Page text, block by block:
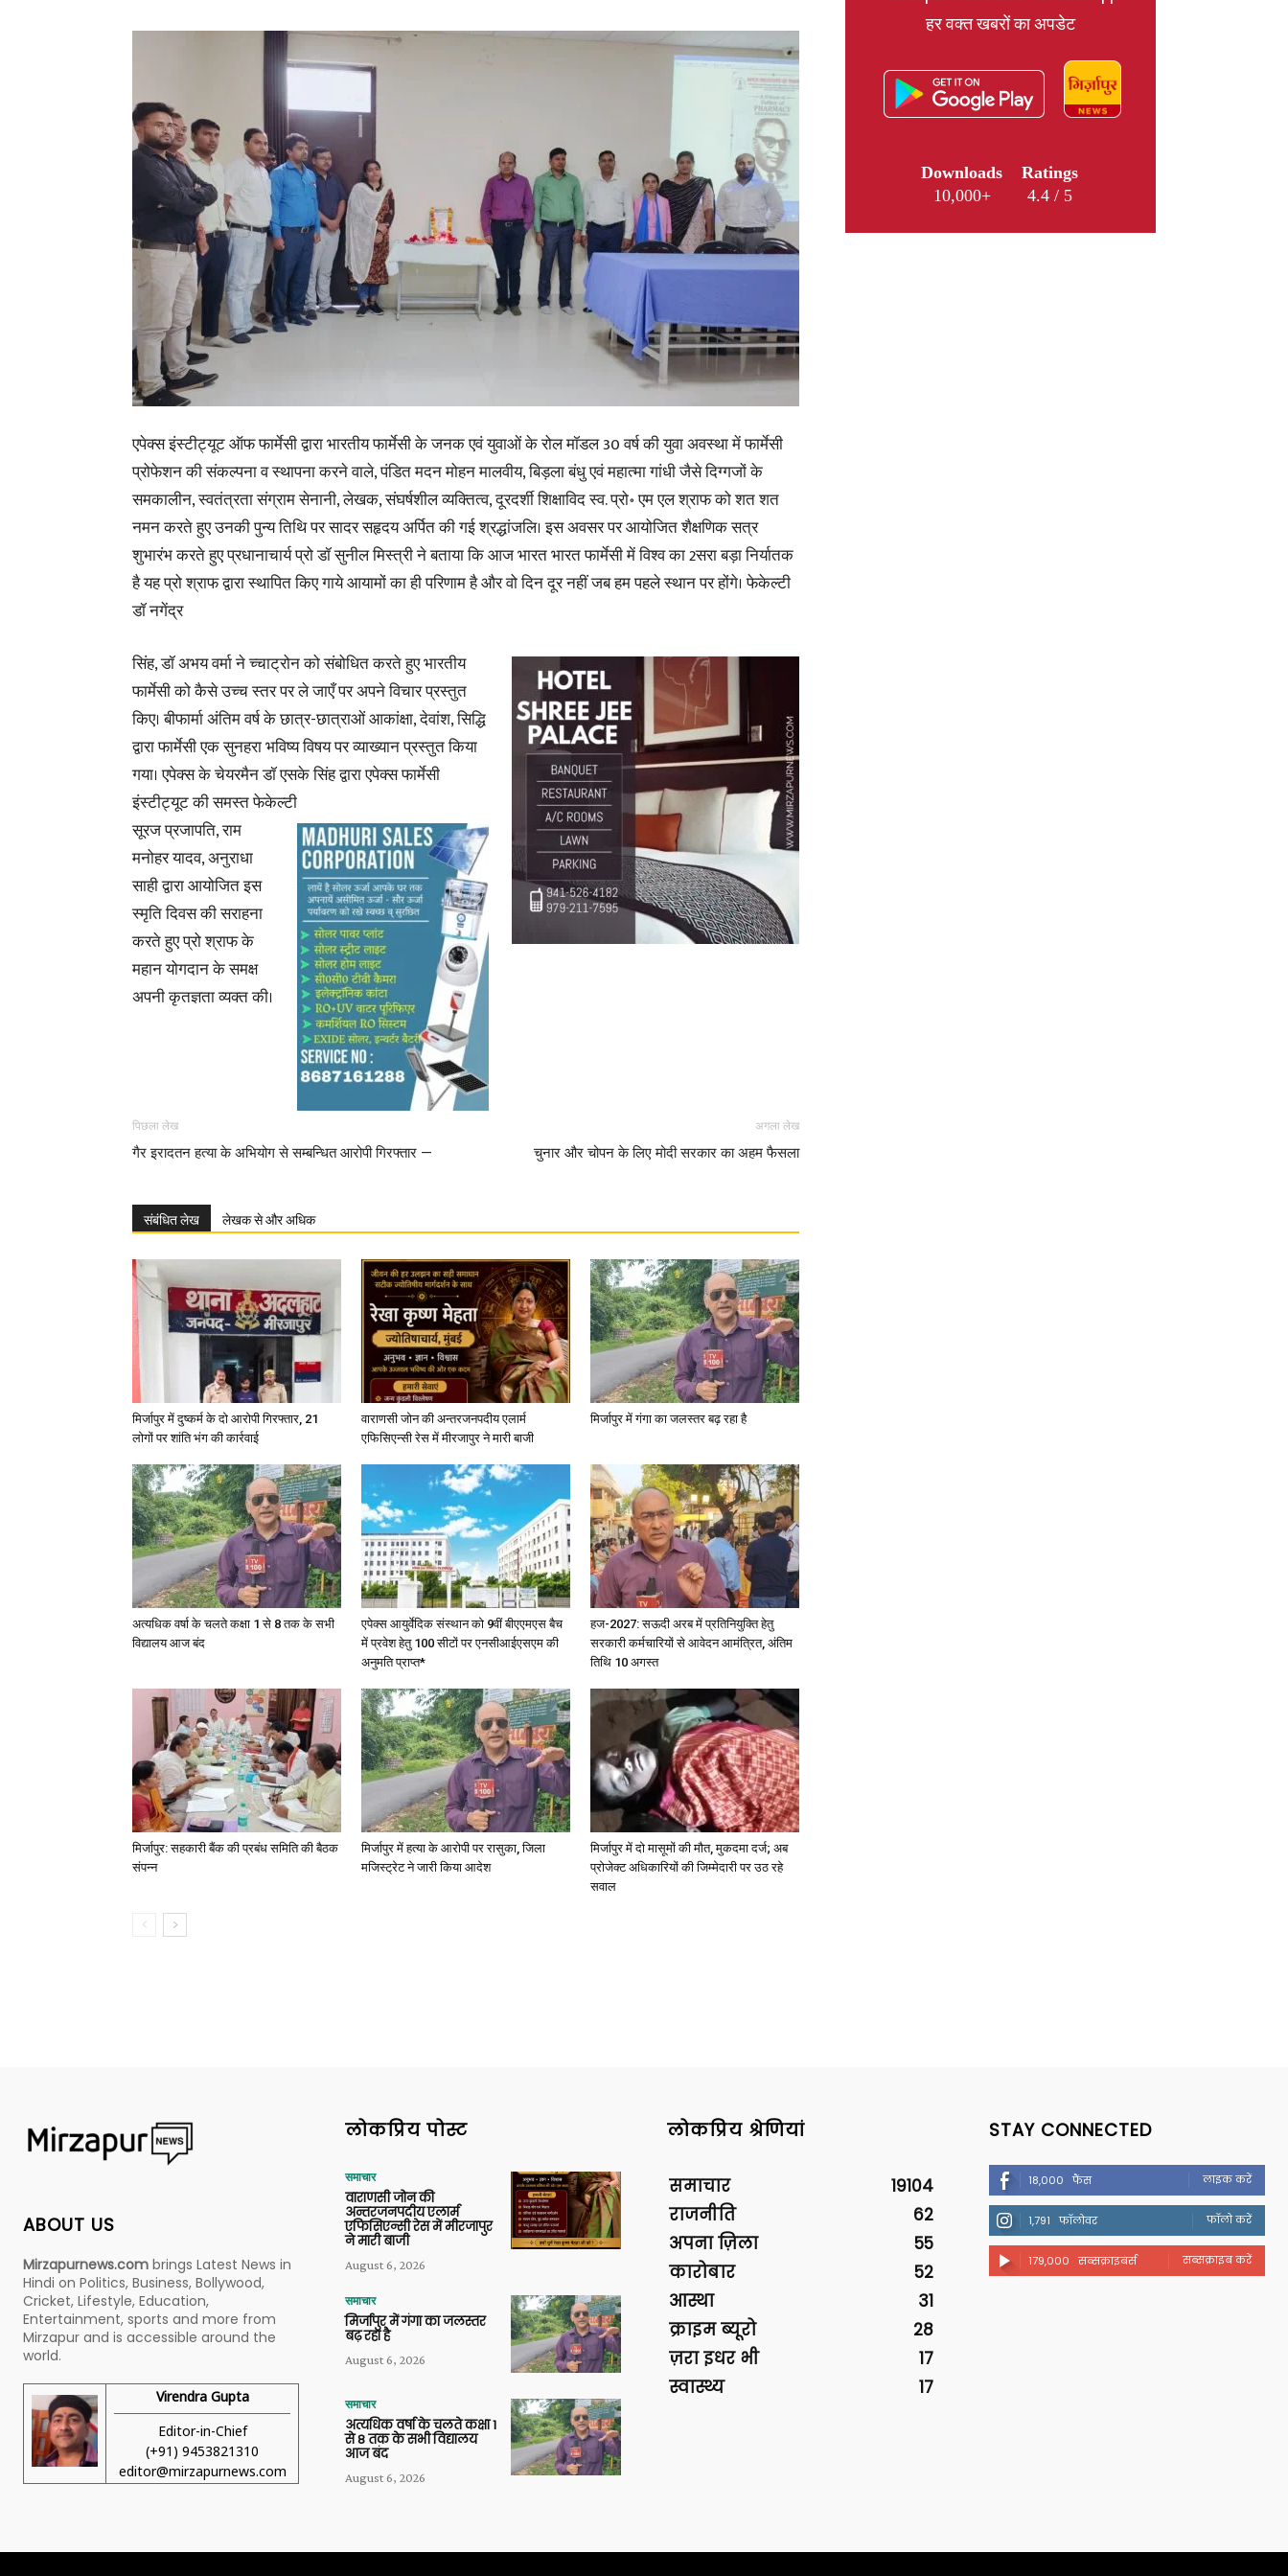
Latest
News
in
Today
Hindi
एपेक्स इंस्टीट्यूट ऑफ फार्मेसी द्वारा भारतीय फार्मेसी के जनक एवं युवाओं के रोल मॉडल 30 वर्ष की युवा अवस्था में फार्मेसी
प्रोफेशन की संकल्पना व स्थापना करने वाले, पंडित मदन मोहन मालवीय, बिड़ला बंधु एवं महात्मा गांधी जैसे दिग्गजों के
समकालीन, स्वतंत्रता संग्राम सेनानी, लेखक, संघर्षशील व्यक्तित्व, दूरदर्शी शिक्षाविद स्व. प्रो॰ एम एल श्राफ को शत शत
नमन करते हुए उनकी पुन्य तिथि पर सादर सहृदय अर्पित की गई श्रद्धांजलि। इस अवसर पर आयोजित शैक्षणिक सत्र
शुभारंभ करते हुए प्रधानाचार्य प्रो डॉ सुनील मिस्त्री ने बताया कि आज भारत भारत फार्मेसी में विश्व का 2सरा बड़ा निर्यातक
है यह प्रो श्राफ द्वारा स्थापित किए गाये आयामों का ही परिणाम है और वो दिन दूर नहीं जब हम पहले स्थान पर होंगे। फेकेल्टी
डॉ नगेंद्र
सिंह, डॉ अभय वर्मा ने च्चाट्रोन को संबोधित करते हुए भारतीय
फार्मेसी को कैसे उच्च स्तर पर ले जाएँ पर अपने विचार प्रस्तुत
किए। बीफार्मा अंतिम वर्ष के छात्र-छात्राओं आकांक्षा, देवांश, सिद्धि
द्वारा फार्मेसी एक सुनहरा भविष्य विषय पर व्याख्यान प्रस्तुत किया
गया। एपेक्स के चेयरमैन डॉ एसके सिंह द्वारा एपेक्स फार्मेसी
इंस्टीट्यूट की समस्त फेकेल्टी
सूरज प्रजापति, राम
मनोहर यादव, अनुराधा
साही द्वारा आयोजित इस
स्मृति दिवस की सराहना
करते हुए प्रो श्राफ के
महान योगदान के समक्ष
अपनी कृतज्ञता व्यक्त की।
पिछला लेख
गैर इरादतन हत्या के अभियोग से सम्बन्धित आरोपी गिरफ्तार —
अगला लेख
चुनार और चोपन के लिए मोदी सरकार का अहम फैसला
संबंधित लेख लेखक से और अधिक
मिर्जापुर में दुष्कर्म के दो आरोपी गिरफ्तार, 21
लोगों पर शांति भंग की कार्रवाई
वाराणसी जोन की अन्तरजनपदीय एलार्म
एफिसिएन्सी रेस में मीरजापुर ने मारी बाजी
मिर्जापुर में गंगा का जलस्तर बढ़ रहा है
अत्यधिक वर्षा के चलते कक्षा 1 से 8 तक के सभी
विद्यालय आज बंद
एपेक्स आयुर्वेदिक संस्थान को 9वीं बीएएमएस बैच
में प्रवेश हेतु 100 सीटों पर एनसीआईएसएम की
अनुमति प्राप्त*
हज-2027: सऊदी अरब में प्रतिनियुक्ति हेतु
सरकारी कर्मचारियों से आवेदन आमंत्रित, अंतिम
तिथि 10 अगस्त
मिर्जापुर: सहकारी बैंक की प्रबंध समिति की बैठक
संपन्न
मिर्जापुर में हत्या के आरोपी पर रासुका, जिला
मजिस्ट्रेट ने जारी किया आदेश
मिर्जापुर में दो मासूमों की मौत, मुकदमा दर्ज; अब
प्रोजेक्ट अधिकारियों की जिम्मेदारी पर उठ रहे
सवाल
हर वक्त खबरों का अपडेट
Downloads
10,000+
Ratings
4.4 / 5
ABOUT US
Mirzapurnews.com brings Latest News in
Hindi on Politics, Business, Bollywood,
Cricket, Lifestyle, Education,
Entertainment, sports and more from
Mirzapur and is accessible around the
world.
Virendra Gupta
Editor-in-Chief
(+91) 9453821310
editor@mirzapurnews.com
लोकप्रिय पोस्ट
समाचार
वाराणसी जोन की
अन्तरजनपदीय एलार्म
एफिसिएन्सी रेस में मीरजापुर
ने मारी बाजी
August 6, 2026
समाचार
मिर्जापुर में गंगा का जलस्तर
बढ़ रहा है
August 6, 2026
समाचार
अत्यधिक वर्षा के चलते कक्षा 1
से 8 तक के सभी विद्यालय
आज बंद
August 6, 2026
लोकप्रिय श्रेणियां
समाचार
19104
राजनीति
62
अपना ज़िला
55
कारोबार
52
आस्था
31
क्राइम ब्यूरो
28
ज़रा इधर भी
17
स्वास्थ्य
17
STAY CONNECTED
18,000 फैंस लाइक करें
1,791 फॉलोवर फॉलो करें
179,000 सब्सक्राइबर्स सब्सक्राइब करें